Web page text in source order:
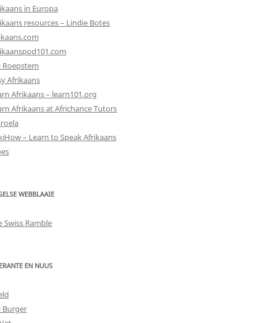
in Europa
resources – Lindie Botes
Roepstem
Afrikaans
Afrikaans – learn101.org
Afrikaans at Africhance Tutors
– Learn to Speak Afrikaans
WEBBLAAIE
Swiss Ramble
EN NUUS
Burger